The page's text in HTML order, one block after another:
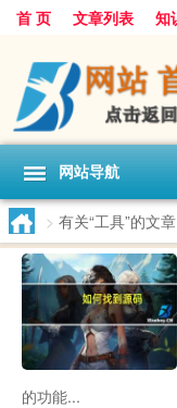
首 页 文章列表 知
网站导航
> 有关“工具”的文章
的功能...